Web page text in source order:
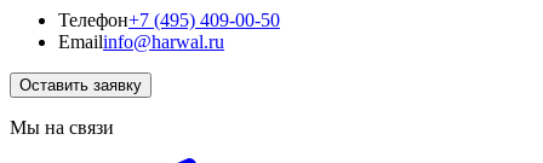
Телефон+7 (495) 409-00-50
Emailinfo@harwal.ru
Оставить заявку
Мы на связи